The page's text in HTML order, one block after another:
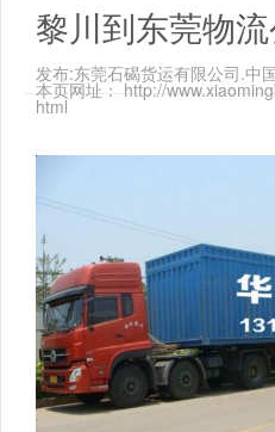
黎川到东莞物
发布:东莞石碣货运有限公司.中
本页网址： http://
html